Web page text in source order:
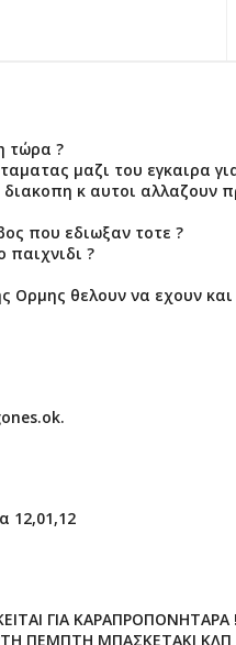
τώρα ?
μαζι του εγκαιρα
κ αυτοι αλλαζουν
που εδιωξαν τοτε ?
παιχνιδι ?
Ορμης θελουν να εχουν
12,01,12
ΓΙΑ
ΠΕΜΠΤΗ ΜΠΑΣΚΕΤΑΚΙ